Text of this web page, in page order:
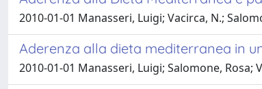
2010-01-01 Manasseri, Luigi; Vacirca, N.;
Aderenza alla dieta mediterranea in
2010-01-01 Manasseri, Luigi; Salomone,